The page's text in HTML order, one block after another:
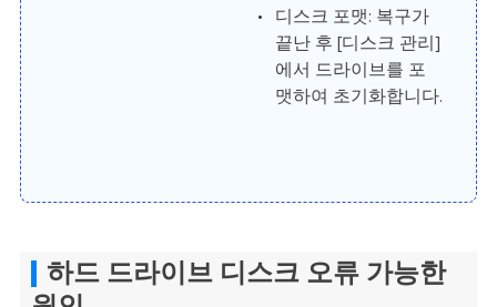
디스크 포맷: 복구가
끝난 후 [디스크 관리]
에서 드라이브를 포
맷하여 초기화합니다.
하드 드라이브 디스크 오류 가능한